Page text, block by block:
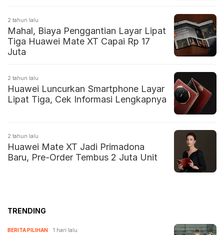
2 tahun lalu
Mahal, Biaya Penggantian Layar Lipat
Tiga Huawei Mate XT Capai Rp 17
Juta
2 tahun lalu
Huawei Luncurkan Smartphone Layar
Lipat Tiga, Cek Informasi Lengkapnya
2 tahun lalu
Huawei Mate XT Jadi Primadona
Baru, Pre-Order Tembus 2 Juta Unit
TRENDING
BERITA PILIHAN 1 hari lalu